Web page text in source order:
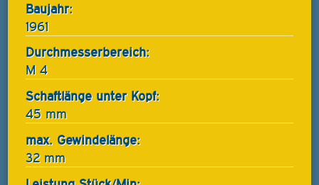
Baujahr:
1961
Durchmesserbereich:
M 4
Schaftlänge unter Kopf:
45 mm
max. Gewindelänge:
32 mm